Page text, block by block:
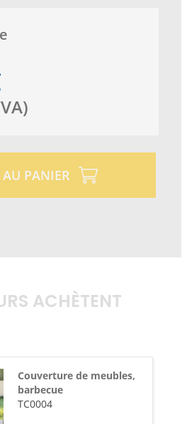
)
AU PANIER
ACHÈTENT
Couverture de meubles,
barbecue
TC0004